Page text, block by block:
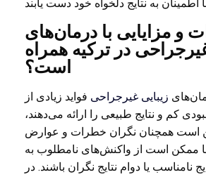
و مزایایی با درمان‌های
در ترکیه همراه
است؟
زیبایی غیرجراحی فواید زیادی از
کم و نتایج طبیعی را ارائه می‌دهند،
است همچنان نگران خطرات و عوارض
ممکن است از واکنش‌های نامطلوب به
نامناسب یا دوام نتایج نگران باشند. در